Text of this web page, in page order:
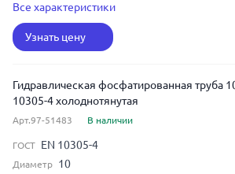
Все характеристики
Узнать цену
Гидравлическая фосфатированная труба
10305-4 холоднотянутая
Арт.97-51483 В наличии
ГОСТ EN 10305-4
Диаметр 10